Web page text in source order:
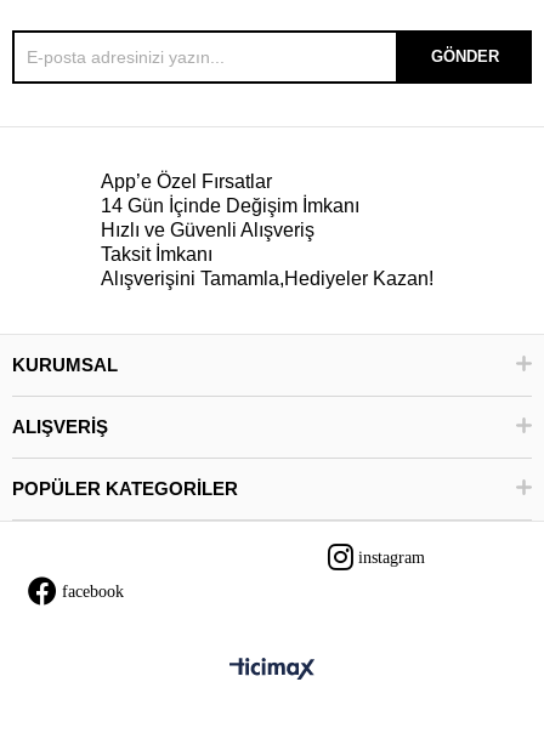
GÖNDER
App’e Özel Fırsatlar
14 Gün İçinde Değişim İmkanı
Hızlı ve Güvenli Alışveriş
Taksit İmkanı
Alışverişini Tamamla,Hediyeler Kazan!
KURUMSAL
ALIŞVERİŞ
POPÜLER KATEGORİLER
instagram
facebook